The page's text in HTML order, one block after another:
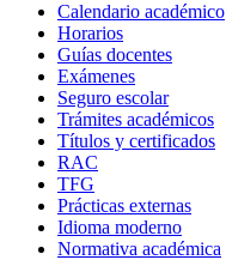
Calendario académico
Horarios
Guías docentes
Exámenes
Seguro escolar
Trámites académicos
Títulos y certificados
RAC
TFG
Prácticas externas
Idioma moderno
Normativa académica